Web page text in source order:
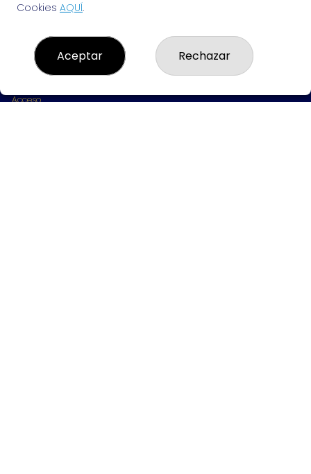
¿Quiénes somos?
Resultados
Contacto
Empresas
Acceso
Cookies AQUÍ.
Aceptar Rechazar